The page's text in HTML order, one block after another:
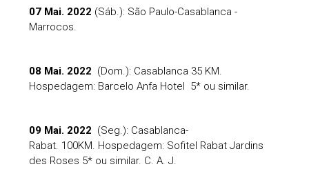
07 Mai. 2022 (Sáb.): São Paulo-Casablanca -
Marrocos.
08 Mai. 2022 (Dom.): Casablanca 35 KM.
Hospedagem: Barcelo Anfa Hotel 5* ou similar.
09 Mai. 2022 (Seg.): Casablanca-
Rabat. 100KM. Hospedagem: Sofitel Rabat Jardins
des Roses 5* ou similar. C. A. J.